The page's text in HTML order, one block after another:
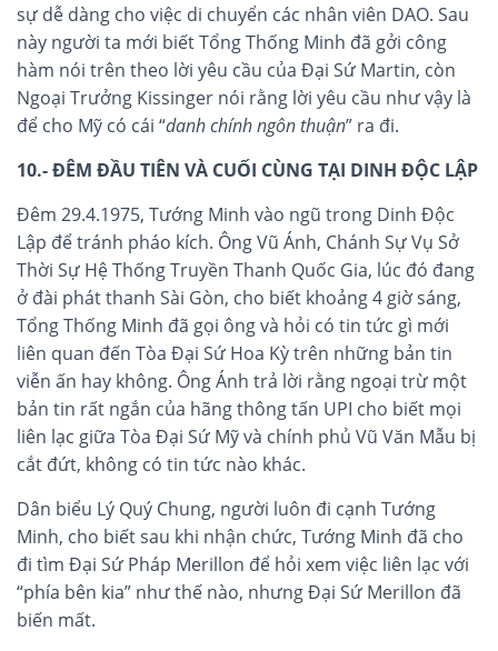
sự dễ dàng cho việc di chuyển các nhân viên DAO. Sau
này người ta mới biết Tổng Thống Minh đã gởi công
hàm nói trên theo lời yêu cầu của Đại Sứ Martin, còn
Ngoại Trưởng Kissinger nói rằng lời yêu cầu như vậy là
để cho Mỹ có cái “danh chính ngôn thuận” ra đi.
10.- ĐÊM ĐẦU TIÊN VÀ CUỐI CÙNG TẠI DINH ĐỘC LẬP
Đêm 29.4.1975, Tướng Minh vào ngũ trong Dinh Độc
Lập để tránh pháo kích. Ông Vũ Ánh, Chánh Sự Vụ Sở
Thời Sự Hệ Thống Truyền Thanh Quốc Gia, lúc đó đang
ở đài phát thanh Sài Gòn, cho biết khoảng 4 giờ sáng,
Tổng Thống Minh đã gọi ông và hỏi có tin tức gì mới
liên quan đến Tòa Đại Sứ Hoa Kỳ trên những bản tin
viễn ấn hay không. Ông Ánh trả lời rằng ngoại trừ một
bản tin rất ngắn của hãng thông tấn UPI cho biết mọi
liên lạc giữa Tòa Đại Sứ Mỹ và chính phủ Vũ Văn Mẫu bị
cắt đứt, không có tin tức nào khác.
Dân biểu Lý Quý Chung, người luôn đi cạnh Tướng
Minh, cho biết sau khi nhận chức, Tướng Minh đã cho
đi tìm Đại Sứ Pháp Merillon để hỏi xem việc liên lạc với
“phía bên kia” như thế nào, nhưng Đại Sứ Merillon đã
biến mất.